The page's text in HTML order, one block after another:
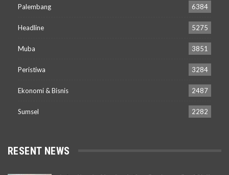
Palembang 6384
Headline 5275
Muba 3851
Peristiwa 3284
Ekonomi & Bisnis 2487
Sumsel 2282
RESENT NEWS